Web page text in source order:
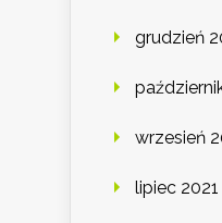
grudzień
wrzesień
lipiec 2021